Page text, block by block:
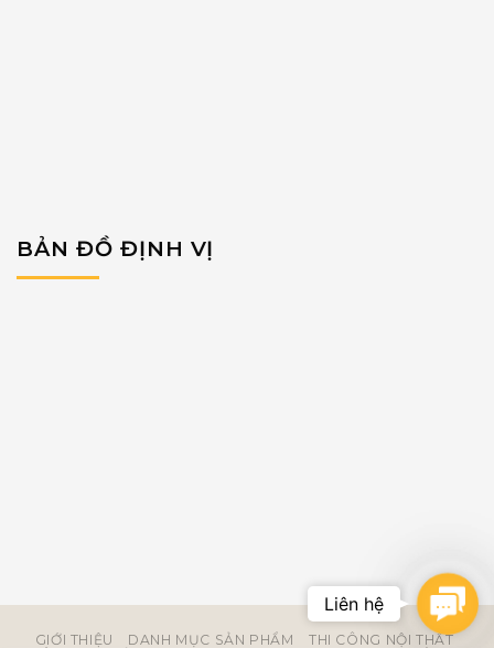
BẢN ĐỒ ĐỊNH VỊ
GIỚI THIỆU DANH MỤC SẢN PHẨM
THI CÔNG NỘI THẤT